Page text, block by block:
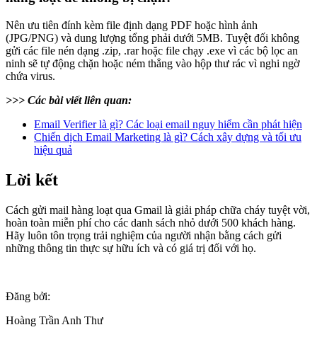
Nên ưu tiên đính kèm file định dạng PDF hoặc hình ảnh
(JPG/PNG) và dung lượng tổng phải dưới 5MB. Tuyệt đối không
gửi các file nén dạng .zip, .rar hoặc file chạy .exe vì các bộ lọc an
ninh sẽ tự động chặn hoặc ném thẳng vào hộp thư rác vì nghi ngờ
chứa virus.
>>> Các bài viết liên quan:
Email Verifier là gì? Các loại email nguy hiểm cần phát hiện
Chiến dịch Email Marketing là gì? Cách xây dựng và tối ưu
hiệu quả
Lời kết
Cách gửi mail hàng loạt qua Gmail là giải pháp chữa cháy tuyệt vời,
hoàn toàn miễn phí cho các danh sách nhỏ dưới 500 khách hàng.
Hãy luôn tôn trọng trải nghiệm của người nhận bằng cách gửi
những thông tin thực sự hữu ích và có giá trị đối với họ.
Đăng bởi:
Hoàng Trần Anh Thư